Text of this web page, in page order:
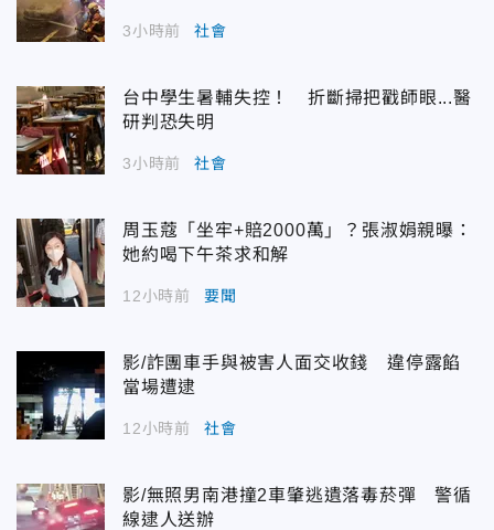
3小時前 社會
台中學生暑輔失控！ 折斷掃把戳師眼...醫
研判恐失明
3小時前 社會
周玉蔻「坐牢+賠2000萬」？張淑娟親曝：
她約喝下午茶求和解
12小時前 要聞
影/詐團車手與被害人面交收錢 違停露餡
當場遭逮
12小時前 社會
影/無照男南港撞2車肇逃遺落毒菸彈 警循
線逮人送辦